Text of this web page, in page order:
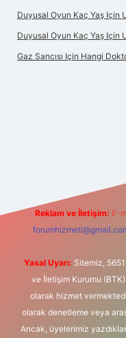
Duyusal Oyun Kaç Yaş Için
Duyusal Oyun Kaç Yaş Için
Gaz Sancısı Için Hangi
Reklam ve İletişim: E-
Yasal Uyarı: Sitemiz,
ve İletişim Kurumu (BTK)
olarak hizmet
olarak denetleme veya
Ancak, üyelerimiz